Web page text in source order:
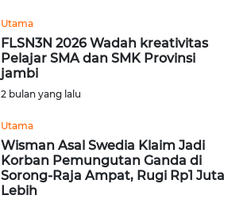
Utama
FLSN3N 2026 Wadah kreativitas
Pelajar SMA dan SMK Provinsi
jambi
2 bulan yang lalu
Utama
Wisman Asal Swedia Klaim Jadi
Korban Pemungutan Ganda di
Sorong-Raja Ampat, Rugi Rp1 Juta
Lebih